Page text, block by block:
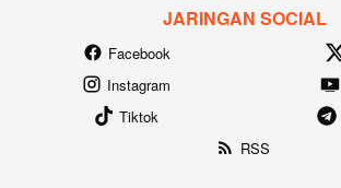
JARINGAN SOCIAL
Facebook
Instagram
Tiktok
RSS